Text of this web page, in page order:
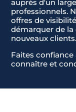
auprès d'un
professionnels.
offres de
démarquer de
nouveaux clients.
Faites
connaître et
U
n
t
Message
U
n
t
Message